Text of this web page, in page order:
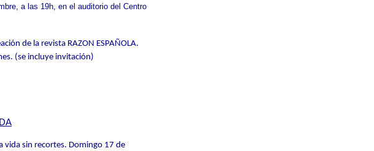
a las 19h, en el auditorio del Centro
de la revista RAZON ESPAÑOLA.
(se incluye invitación)
vida sin recortes. Domingo 17 de